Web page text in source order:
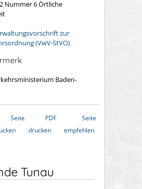
Nummer 6 Örtliche
zur
(VwV-StVO)
Baden-
Seite
PDF
drucken
Seite
empfehlen
Tunau